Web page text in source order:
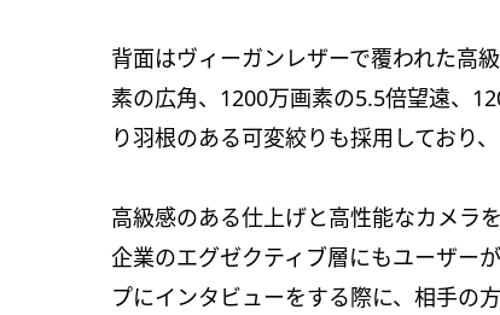
背面はヴィーガンレザーで覆われた高
素の広角、1200万画素の5.5倍望遠、
り羽根のある可変絞りも採用しており
高級感のある仕上げと高性能なカメラ
企業のエグゼクティブ層にもユーザー
プにインタビューをする際に、相手の